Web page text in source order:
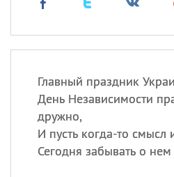
Главный праздник
День Независимости
дружно,
И пусть когда-то
Сегодня забывать о